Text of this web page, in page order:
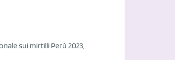
sui mirtilli Perù 2023,